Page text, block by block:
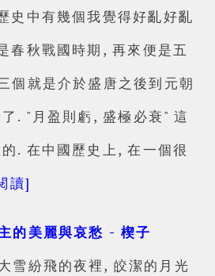
史中有幾個我覺得好亂好亂
春秋戰國時期, 再來便是五
個就是介於盛唐之後到元朝
. "月盈則虧, 盛極必衰" 這
. 在中國歷史上, 在一個很
讀]
的美麗與哀愁 - 楔子
雪紛飛的夜裡, 皎潔的月光